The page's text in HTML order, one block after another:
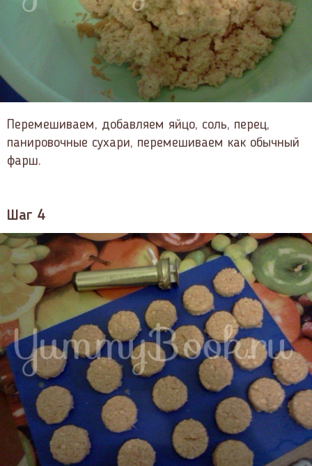
Перемешиваем, добавляем яйцо, соль, перец,
панировочные сухари, перемешиваем как обычный
фарш.
Шаг 4